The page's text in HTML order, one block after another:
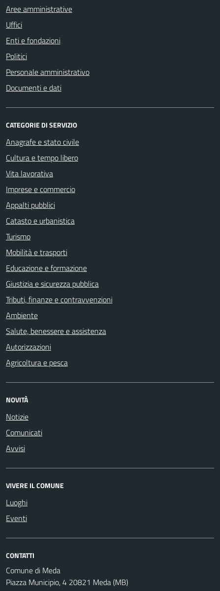
Aree amministrative
Uffici
Enti e fondazioni
Politici
Personale amministrativo
Documenti e dati
CATEGORIE DI SERVIZIO
Anagrafe e stato civile
Cultura e tempo libero
Vita lavorativa
Imprese e commercio
Appalti pubblici
Catasto e urbanistica
Turismo
Mobilità e trasporti
Educazione e formazione
Giustizia e sicurezza pubblica
Tributi, finanze e contravvenzioni
Ambiente
Salute, benessere e assistenza
Autorizzazioni
Agricoltura e pesca
NOVITÀ
Notizie
Comunicati
Avvisi
VIVERE IL COMUNE
Luoghi
Eventi
CONTATTI
Comune di Meda
Piazza Municipio, 4 20821 Meda (MB)